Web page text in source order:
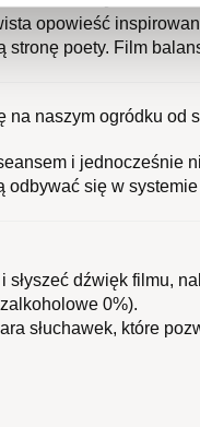
opowieść
stronę poety. Film
na naszym ogródku od
i jednocześnie
odbywać się w
słyszeć dźwięk filmu,
0%).
słuchawek, które